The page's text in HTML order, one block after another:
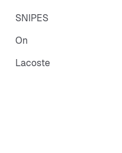
SNIPES
On
Lacoste